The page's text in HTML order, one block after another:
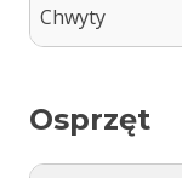
Chwyty
Osprzęt